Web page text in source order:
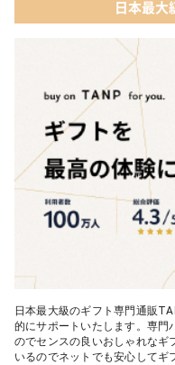
日本最大
日本最大級のギフト専門通販
的にサポートいたします。専門
のでセンスの良いおしゃれなギ
いるのでネットでも安心して